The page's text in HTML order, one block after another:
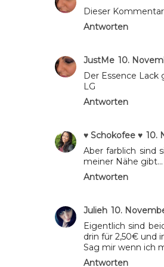
Dieser
Antworten
JustMe 10.
Der Essence Lack
LG
Antworten
♥ Schokofee ♥ 10.
Aber farblich sind
meiner Nähe gibt...
Antworten
Julieh 10.
Eigentlich sind
drin für 2,50€ und
Sag mir wenn ich
Antworten